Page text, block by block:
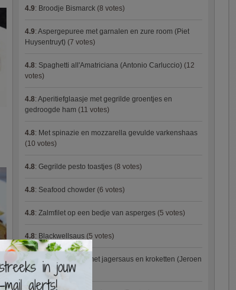
4.9: Broodje Bismarck (8 votes)
4.9: Aspergepuree met garnalen en zure room (Piet
Huysentruyt) (7 votes)
4.8: Spaghetti all'Amatriciana (Antonio Carluccio) (12
votes)
4.8: Aperitiefglaasje met gegrilde groentjes en
gedroogde ham (11 votes)
4.8: Met spinazie en mozzarella gevulde varkenshaas
(10 votes)
4.8: Gegrilde pesto toastjes (8 votes)
4.8: Seafood chowder (6 votes)
4.8: Zalmfilet op een bedje van asperges (5 votes)
4.8: Blackwellsaus (5 votes)
4.7
Varkenshaasje met jagersaus en kroketten (Jeroen
Meus)(15 votes)
×